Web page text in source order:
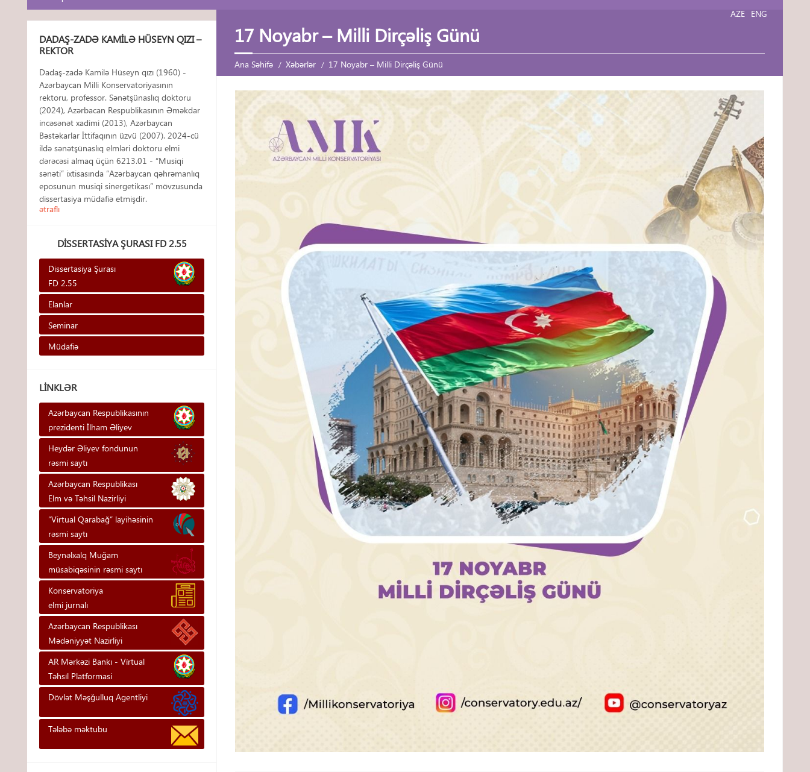
AZE ENG
17 Noyabr – Milli Dirçəliş Günü
Ana Səhifə Xəbərlər 17 Noyabr – Milli Dirçəliş Günü
DADAŞ-ZADƏ KAMILƏ HÜSEYN QIZI –
REKTOR
Dadaş-zadə Kamilə Hüseyn qızı (1960) -
Azərbaycan Milli Konservatoriyasının
rektoru, professor. Sənətşünaslıq doktoru
(2024), Azərbacan Respublikasının Əməkdar
incəsənət xadimi (2013), Azərbaycan
Bəstəkarlar İttifaqının üzvü (2007). 2024-cü
ildə sənətşünaslıq elmləri doktoru elmi
dərəcəsi almaq üçün 6213.01 - “Musiqi
sənəti” ixtisasında “Azərbaycan qəhrəmanlıq
eposunun musiqi sinergetikası” mövzusunda
dissertasiya müdafiə etmişdir.
ətraflı
DISSERTASIYA ŞURASI FD 2.55
Dissertasiya Şurası
FD 2.55
Elanlar
Seminar
Müdafiə
LINKLƏR
Azərbaycan Respublikasının
prezidenti İlham Əliyev
Heydər Əliyev fondunun
rəsmi saytı
Azərbaycan Respublikası
Elm və Təhsil Nazirliyi
“Virtual Qarabağ” layihəsinin
rəsmi saytı
Beynəlxalq Muğam
müsabiqəsinin rəsmi saytı
Konservatoriya
elmi jurnalı
Azərbaycan Respublikası
Mədəniyyət Nazirliyi
AR Mərkəzi Bankı - Vi̇rtual
Təhsi̇l Platformasi
Dövlət Məşğulluq Agentliyi
Tələbə məktubu